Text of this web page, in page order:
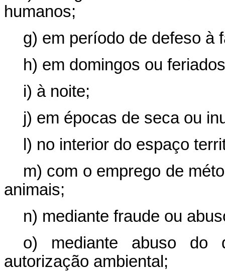
humanos;
g) em período de defeso à
h) em domingos ou
i) à noite;
j) em épocas de seca ou
l) no interior do espaço
m) com o emprego de
animais;
n) mediante fraude ou
o) mediante abuso do
autorização ambiental;